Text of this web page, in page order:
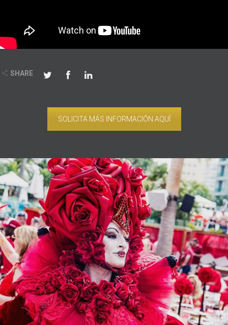
SHARE
SOLICITA MÁS INFORMACIÓN AQUÍ